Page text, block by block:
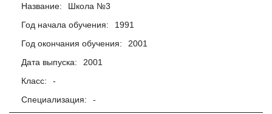
Название:
Школа №3
Год начала обучения:
1991
Год окончания обучения:
2001
Дата выпуска:
2001
Класс:
-
Специализация:
-